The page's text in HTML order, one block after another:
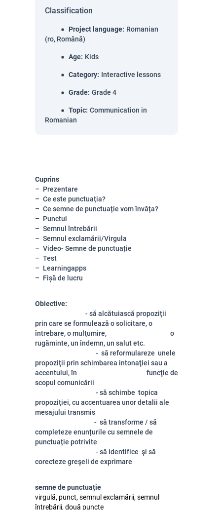
Classification
Project language: Romanian
(ro, Română)
Age: Kids
Category: Interactive lessons
Grade: Grade 4
Topic: Communication in
Romanian
Cuprins
Prezentare
Ce este punctuația?
Ce semne de punctuație vom învăța?
Punctul
Semnul întrebării
Semnul exclamării/Virgula
Video- Semne de punctuație
Test
Learningapps
Fișă de lucru
Obiective:
- să alcătuiască propoziţii
prin care se formulează o solicitare, o
întrebare, o mulţumire, o
rugăminte, un îndemn, un salut etc.
- să reformulareze unele
propoziţii prin schimbarea intonaţiei sau a
accentului, în funcţie de
scopul comunicării
- să schimbe topica
propoziţiei, cu accentuarea unor detalii ale
mesajului transmis
- să transforme / să
completeze enunțurile cu semnele de
punctuație potrivite
- să identifice şi să
corecteze greşeli de exprimare
semne de punctuație
virgulă, punct, semnul exclamării, semnul
întrebării, două puncte